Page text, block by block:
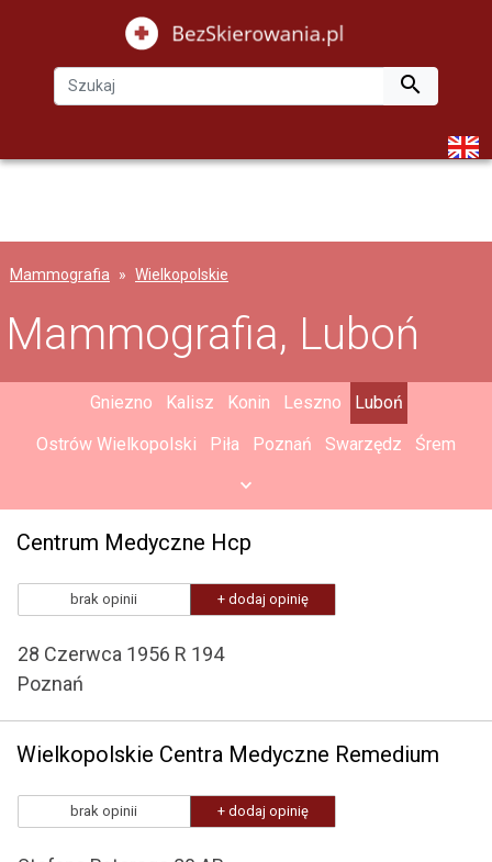

Mammografia Wielkopolskie
Mammografia, Luboń
Gniezno Kalisz Konin Leszno
Luboń
Ostrów Wielkopolski
Piła Poznań Swarzędz Śrem
Centrum Medyczne Hcp
brak opinii + dodaj opinię
28 Czerwca 1956 R 194
Poznań
Wielkopolskie Centra Medyczne Remedium
brak opinii + dodaj opinię